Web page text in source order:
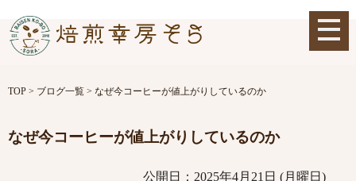
TOP > ブログ一覧 > なぜ今コーヒーが値上がりしているのか
なぜ今コーヒーが値上がりしているのか
公開日：2025年4月21日 (月曜日)